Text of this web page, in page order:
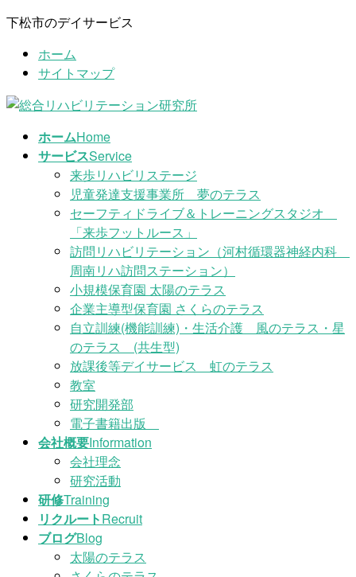
コ
ツ
ナ
シ
下松市のデイサービス
ホーム
サイトマップ
ホームHome
サービスService
来歩リハビリステージ
児童発達支援事業所 夢のテラス
セーフティドライブ＆トレーニングスタジオ
「来歩フットルース」
訪問リハビリテーション（河村循環器神経内科
周南リハ訪問ステーション）
小規模保育園 太陽のテラス
企業主導型保育園 さくらのテラス
自立訓練(機能訓練)・生活介護 風のテラス・星
のテラス (共生型)
放課後等デイサービス 虹のテラス
教室
研究開発部
電子書籍出版
会社概要Information
会社理念
研究活動
研修Training
リクルートRecruit
ブログBlog
太陽のテラス